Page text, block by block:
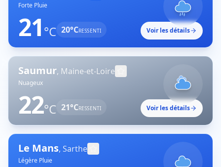
Forte Pluie
21 °C 20°CRESSENTI Voir les détails
Saumur, Maine-et-Loire
Nuageux
22°C 21°CRESSENTI Voir les détails
Le Mans, Sarthe
Légère Pluie